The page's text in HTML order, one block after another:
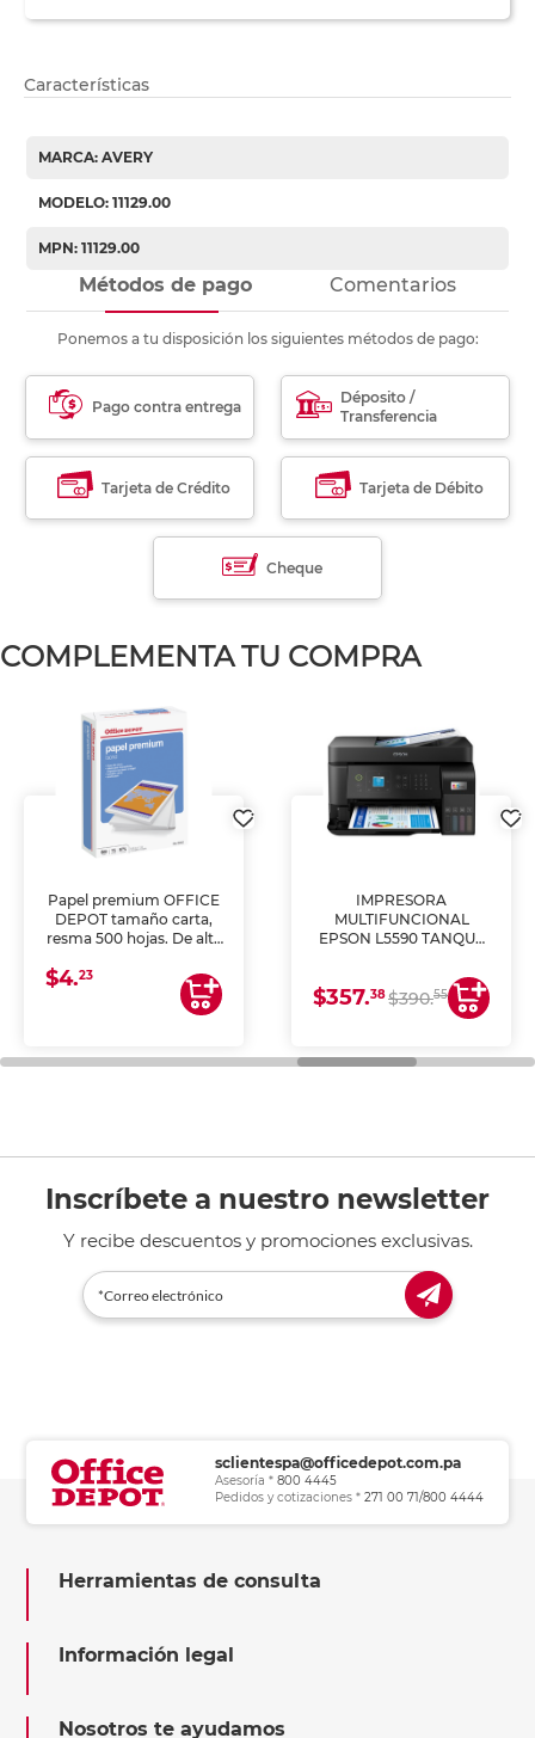
Características
MARCA: AVERY
MODELO: 11129.00
MPN: 11129.00
Métodos de pago Comentarios
Ponemos a tu disposición los siguientes métodos de pago:
Pago contra entrega
Déposito /
Transferencia
Tarjeta de Crédito Tarjeta de Débito
Cheque
COMPLEMENTA TU COMPRA
Papel premium OFFICE
DEPOT tamaño carta,
resma 500 hojas. De alta
uniforme, ideal para
impresoras de inyección
de tinta y láser,
general de oficina.
$4.23
IMPRESORA
MULTIFUNCIONAL
EPSON L5590 TANQUE
COPIA Y ESCANEA)
$357.38$390.55
Inscríbete a nuestro newsletter
Y recibe descuentos y promociones exclusivas.
sclientespa@officedepot.com.pa
Asesoría * 800 4445
Pedidos y cotizaciones * 271 00 71/800 4444
Herramientas de consulta
Información legal
Nosotros te ayudamos